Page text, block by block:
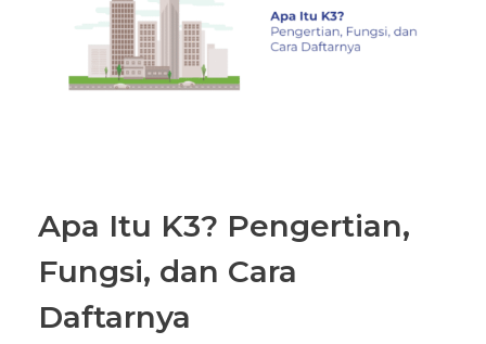
Apa Itu K3? Pengertian,
Fungsi, dan Cara
Daftarnya